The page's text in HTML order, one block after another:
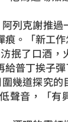
列克謝推過
。「新工作
抿了口酒
普丁挨子彈
幾道探究的
聲音，「有